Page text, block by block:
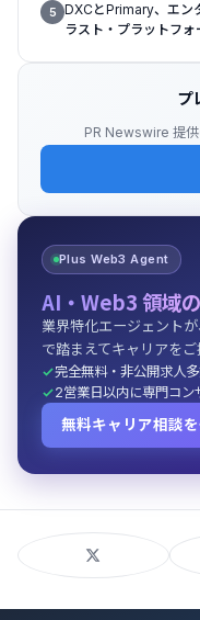
5 DXCとPrimary、エン
ラスト・プラットフ
プ
PR Newswire 提供
Plus Web3 Agent
AI・Web3 領域
業界特化エージェント
で踏まえてキャリアをご
完全無料・非公開求人
2営業日以内に専門コン
無料キャリア相談